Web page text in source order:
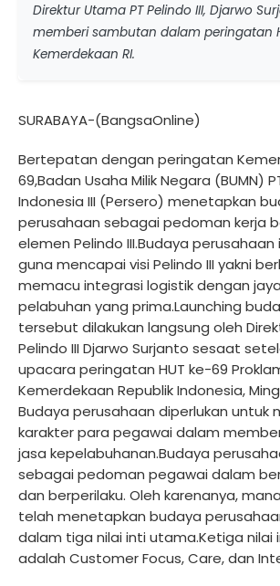
Direktur Utama PT Pelindo III, Djarwo
memberi sambutan dalam peringatan
Kemerdekaan RI.
SURABAYA-(BangsaOnline)
Bertepatan dengan peringatan
69,Badan Usaha Milik Negara (BUMN)
Indonesia III (Persero) menetapkan
perusahaan sebagai pedoman kerja
elemen Pelindo III.Budaya perusahaan
guna mencapai visi Pelindo III yakni
memacu integrasi logistik dengan
pelabuhan yang prima.Launching
tersebut dilakukan langsung oleh
Pelindo III Djarwo Surjanto sesaat
upacara peringatan HUT ke-69
Kemerdekaan Republik Indonesia,
Budaya perusahaan diperlukan untuk
karakter para pegawai dalam
jasa kepelabuhanan.Budaya
sebagai pedoman pegawai dalam
dan berperilaku. Oleh karenanya,
telah menetapkan budaya
dalam tiga nilai inti utama.Ketiga nilai
adalah Customer Focus, Care, dan